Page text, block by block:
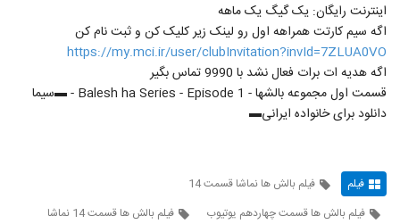
اینترنت رایگان: یک گیگ یک ماهه
اگه سیم کارتت همراهه اول رو لینک زیر کلیک کن و ثبت نام کن
https://my.mci.ir/user/clubInvitation?invId=7ZLUA0VO
اگه هدیه ات برات فعال نشد با 9990 تماس بگیر
قسمت اول مجموعه بالشها - Balesh ha Series - Episode 1 - ▬سیما
دانلود برای خانواده ایرانی▬
فیلم
فیلم بالش ها نماشا قسمت 14
فیلم بالش ها قسمت چهاردهم یوتیوب
فیلم بالش ها قسمت 14 نماشا